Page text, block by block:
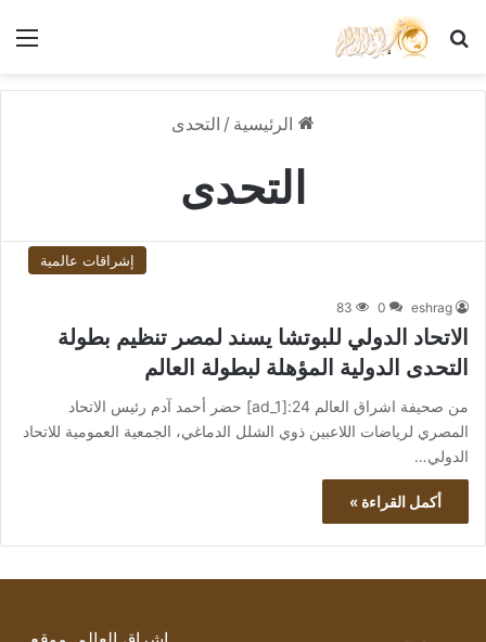
بحث عن
الرئيسية / التحدى
التحدى
إشراقات عالمية
eshrag
0
83
الاتحاد الدولي للبوتشا يسند لمصر تنظيم بطولة
التحدى الدولية المؤهلة لبطولة العالم
من صحيفة اشراق العالم 24:[ad_1] حضر أحمد آدم رئيس الاتحاد
المصري لرياضات اللاعبين ذوي الشلل الدماغي، الجمعية العمومية للاتحاد
الدولي…
أكمل القراءة »